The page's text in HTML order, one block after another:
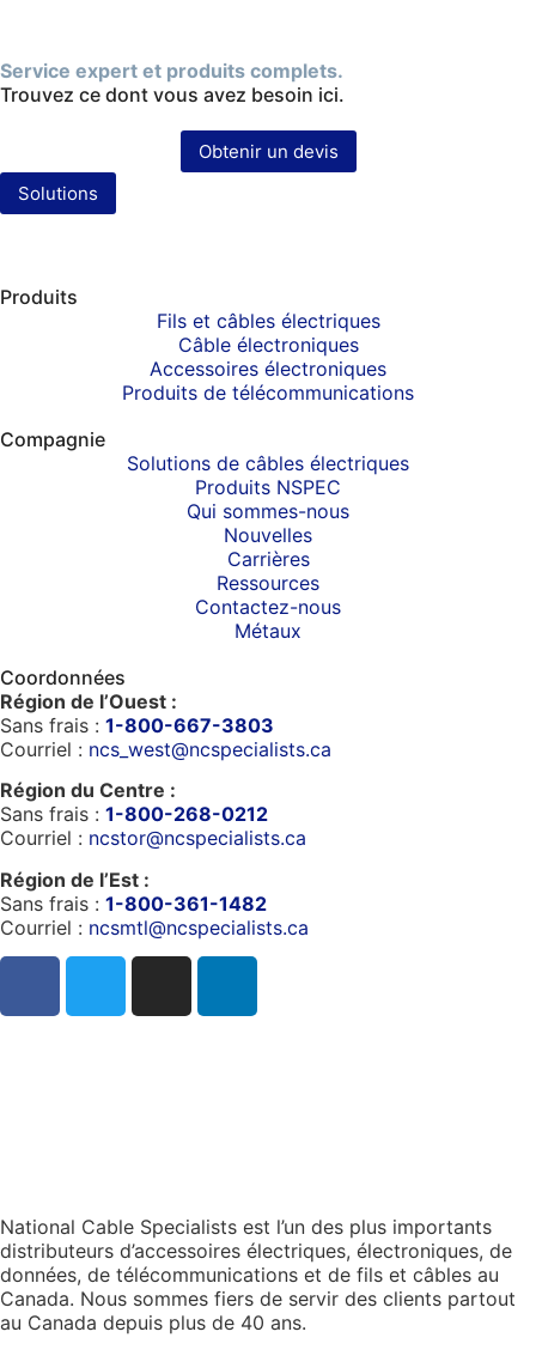
Service expert et produits complets.
Trouvez ce dont vous avez besoin ici.
Obtenir un devis
Solutions
Produits
Fils et câbles électriques
Câble électroniques
Accessoires électroniques
Produits de télécommunications
Compagnie
Solutions de câbles électriques
Produits NSPEC
Qui sommes-nous
Nouvelles
Carrières
Ressources
Contactez-nous
Métaux
Coordonnées
Région de l’Ouest :
Sans frais : 1-800-667-3803
Courriel : ncs_west@ncspecialists.ca
Région du Centre :
Sans frais : 1-800-268-0212
Courriel : ncstor@ncspecialists.ca
Région de l’Est :
Sans frais : 1-800-361-1482
Courriel : ncsmtl@ncspecialists.ca
National Cable Specialists est l’un des plus importants
distributeurs d’accessoires électriques, électroniques, de
données, de télécommunications et de fils et câbles au
Canada. Nous sommes fiers de servir des clients partout
au Canada depuis plus de 40 ans.